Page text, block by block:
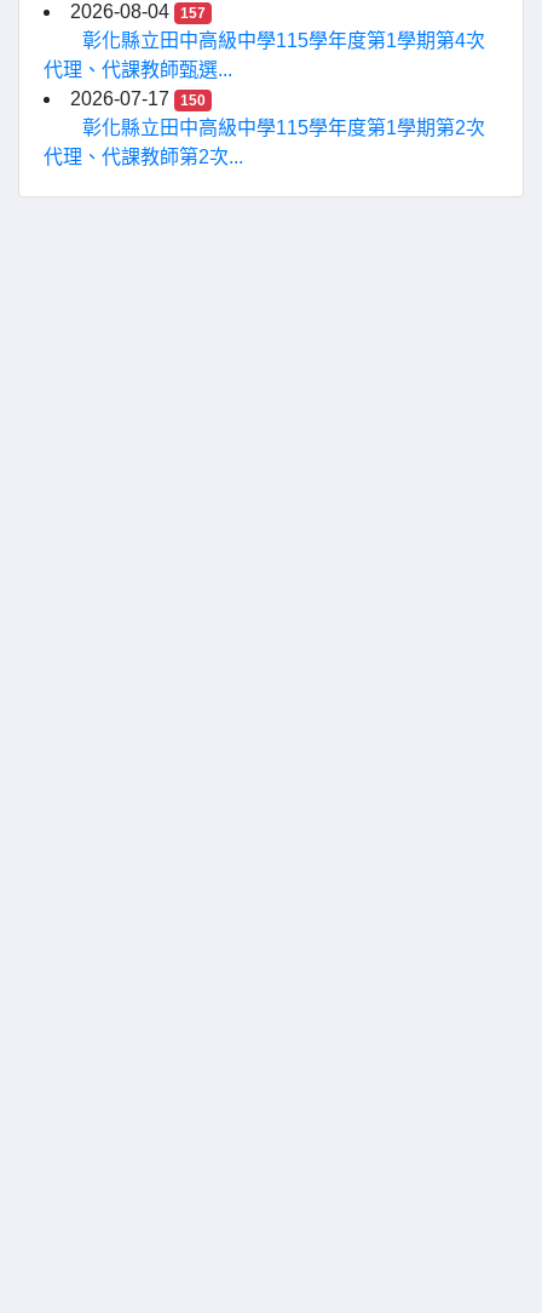
2026-08-04
157
彰化縣立田中高級中學115學年度第1學期第4次
代理、代課教師甄選...
2026-07-17
150
彰化縣立田中高級中學115學年度第1學期第2次
代理、代課教師第2次...